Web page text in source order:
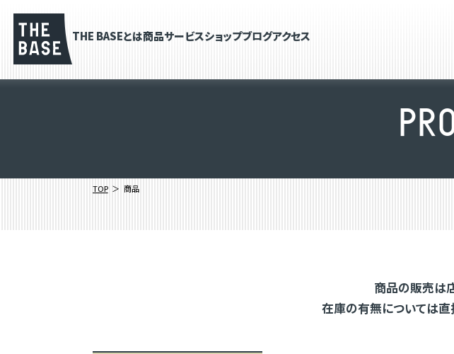
THE BASEとは商品サービスショップブログアクセス
PR
TOP 商品
商品の販売は
在庫の有無については直